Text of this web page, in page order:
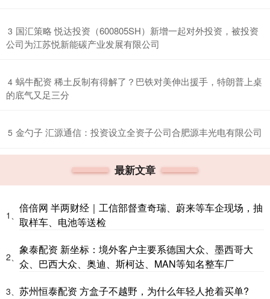
3 ​国汇策略 悦达投资（600805SH）新增一起对外投资，被投资
公司为江苏悦新能碳产业发展有限公司
4 ​蜗牛配资 稀土反制有得解了？巴铁对美伸出援手，特朗普上桌
的底气又足三分
5 ​金勺子 汇源通信：投资设立全资子公司合肥源丰光电有限公司
最新文章
1、
倍倍网 半两财经｜工信部督查奇瑞、蔚来等车企现场，抽
取样车、电池等送检
2、
象泰配资 新坐标：境外客户主要系德国大众、墨西哥大
众、巴西大众、奥迪、斯柯达、MAN等知名整车厂
3、 苏州恒泰配资 方盒子不越野，为什么年轻人抢着买单?